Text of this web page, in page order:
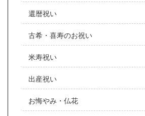
還暦祝い
古希・喜寿のお祝い
米寿祝い
出産祝い
お悔やみ・仏花